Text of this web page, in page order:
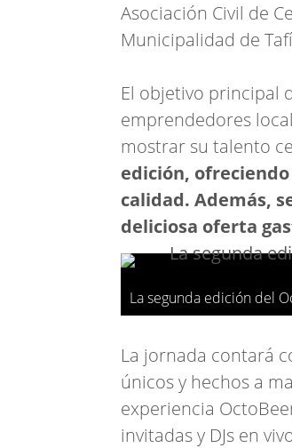
Asociación Civil de
Municipalidad de
El objetivo principal
emprendedores
mostrar su talento
edición,
calidad. Además,
deliciosa oferta
La segunda edición del
La jornada contará
únicos y hechos a
experiencia
invitadas y DJs en